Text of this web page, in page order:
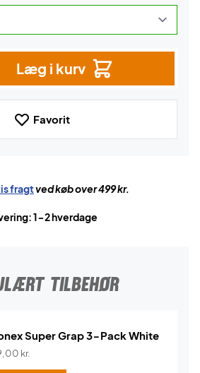
Læg i kurv
Favorit
fragtved køb over 499 kr.
1-2 hverdage
TILBEHØR
Super Grap 3-Pack White
kr.